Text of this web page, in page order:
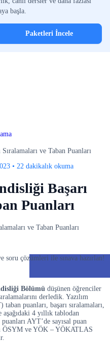
başla.
Paketleri İncele
ve Taban Puanları
• 22 dakikalık okuma
Başarı
Puanları
soru çözümleri ile sınava hazırlan!
Bölümü düşünen öğrenciler
derledik. Yazılım
puanları, başarı sıralamaları,
4 yıllık tablodan
AYT’de sayısal puan
ÖSYM ve YÖK – YÖKATLAS